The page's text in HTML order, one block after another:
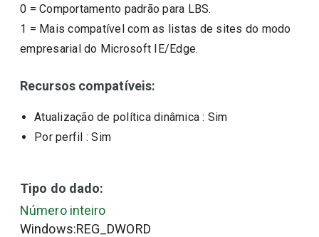
0 =Comportamento padrão para LBS.
1 = Mais compatível com as listas de sites do modo
empresarial do Microsoft IE/Edge.
Recursos compatíveis:
Atualização de política dinâmica : Sim
Por perfil : Sim
Tipo do dado:
Número inteiro
Windows:REG_DWORD